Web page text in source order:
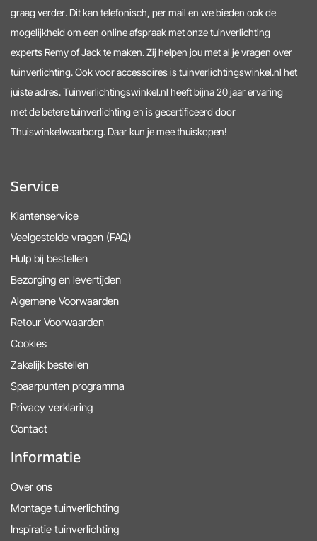
graag verder. Dit kan telefonisch, per mail en we bieden ook de
mogelijkheid om een online afspraak met onze tuinverlichting
experts Remy of Jack te maken. Zij helpen jou met al je vragen over
tuinverlichting. Ook voor accessoires is tuinverlichtingswinkel.nl het
juiste adres. Tuinverlichtingswinkel.nl heeft bijna 20 jaar ervaring
met de betere tuinverlichting en is gecertificeerd door
Thuiswinkelwaarborg. Daar kun je mee thuiskopen!
Service
Klantenservice
Veelgestelde vragen (FAQ)
Hulp bij bestellen
Bezorging en levertijden
Algemene Voorwaarden
Retour Voorwaarden
Cookies
Zakelijk bestellen
Spaarpunten programma
Privacy verklaring
Contact
Informatie
Over ons
Montage tuinverlichting
Inspiratie tuinverlichting